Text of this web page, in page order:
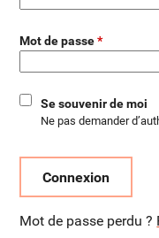
Mot de passe
Se souvenir de moi
Ne pas demander
Connexion
Mot de passe perdu ?